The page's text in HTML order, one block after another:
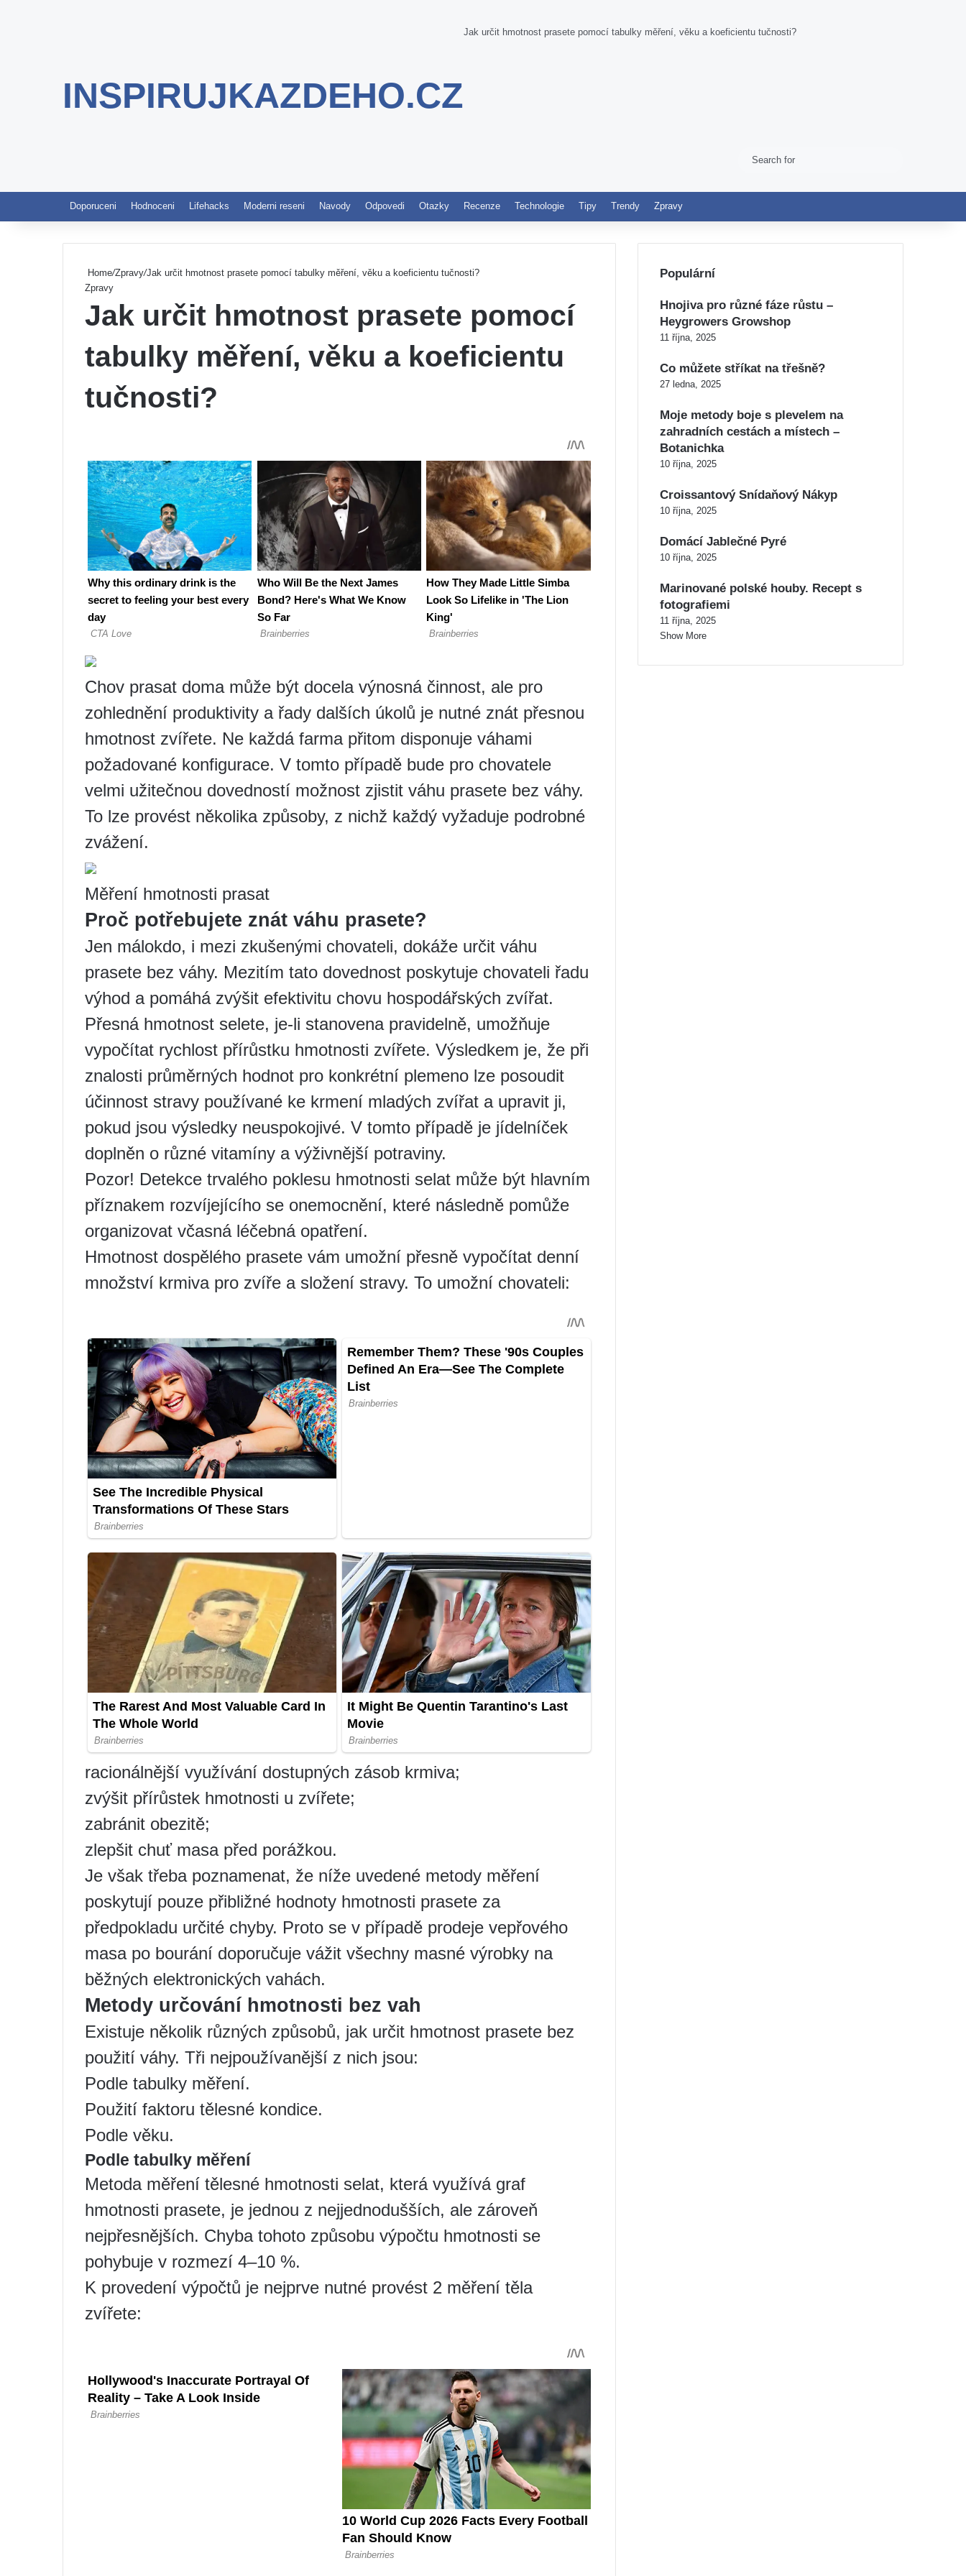
INSPIRUJKAZDEHO.CZ
Jak určit hmotnost prasete pomocí tabulky měření, věku a koeficientu tučnosti?
Switch skin
Doporuceni Hodnoceni Lifehacks Moderni reseni Navody Odpovedi Otazky Recenze Technologie Tipy Trendy Zpravy
Home/Zpravy/Jak určit hmotnost prasete pomocí tabulky měření, věku a koeficientu tučnosti?
Zpravy
Jak určit hmotnost prasete pomocí
tabulky měření, věku a koeficientu
tučnosti?
Chov prasat doma může být docela výnosná činnost, ale pro
zohlednění produktivity a řady dalších úkolů je nutné znát přesnou
hmotnost zvířete. Ne každá farma přitom disponuje váhami
požadované konfigurace. V tomto případě bude pro chovatele
velmi užitečnou dovedností možnost zjistit váhu prasete bez váhy.
To lze provést několika způsoby, z nichž každý vyžaduje podrobné
zvážení.
Měření hmotnosti prasat
Proč potřebujete znát váhu prasete?
Jen málokdo, i mezi zkušenými chovateli, dokáže určit váhu
prasete bez váhy. Mezitím tato dovednost poskytuje chovateli řadu
výhod a pomáhá zvýšit efektivitu chovu hospodářských zvířat.
Přesná hmotnost selete, je-li stanovena pravidelně, umožňuje
vypočítat rychlost přírůstku hmotnosti zvířete. Výsledkem je, že při
znalosti průměrných hodnot pro konkrétní plemeno lze posoudit
účinnost stravy používané ke krmení mladých zvířat a upravit ji,
pokud jsou výsledky neuspokojivé. V tomto případě je jídelníček
doplněn o různé vitamíny a výživnější potraviny.
Pozor! Detekce trvalého poklesu hmotnosti selat může být hlavním
příznakem rozvíjejícího se onemocnění, které následně pomůže
organizovat včasná léčebná opatření.
Hmotnost dospělého prasete vám umožní přesně vypočítat denní
množství krmiva pro zvíře a složení stravy. To umožní chovateli:
racionálnější využívání dostupných zásob krmiva;
zvýšit přírůstek hmotnosti u zvířete;
zabránit obezitě;
zlepšit chuť masa před porážkou.
Je však třeba poznamenat, že níže uvedené metody měření
poskytují pouze přibližné hodnoty hmotnosti prasete za
předpokladu určité chyby. Proto se v případě prodeje vepřového
masa po bourání doporučuje vážit všechny masné výrobky na
běžných elektronických vahách.
Metody určování hmotnosti bez vah
Existuje několik různých způsobů, jak určit hmotnost prasete bez
použití váhy. Tři nejpoužívanější z nich jsou:
Podle tabulky měření.
Použití faktoru tělesné kondice.
Podle věku.
Podle tabulky měření
Metoda měření tělesné hmotnosti selat, která využívá graf
hmotnosti prasete, je jednou z nejjednodušších, ale zároveň
nejpřesnějších. Chyba tohoto způsobu výpočtu hmotnosti se
pohybuje v rozmezí 4–10 %.
K provedení výpočtů je nejprve nutné provést 2 měření těla
zvířete:
Populární
Hnojiva pro různé fáze růstu –
Heygrowers Growshop
11 října, 2025
Co můžete stříkat na třešně?
27 ledna, 2025
Moje metody boje s plevelem na
zahradních cestách a místech –
Botanichka
10 října, 2025
Croissantový Snídaňový Nákyp
10 října, 2025
Domácí Jablečné Pyré
10 října, 2025
Marinované polské houby. Recept s
fotografiemi
11 října, 2025
Show More